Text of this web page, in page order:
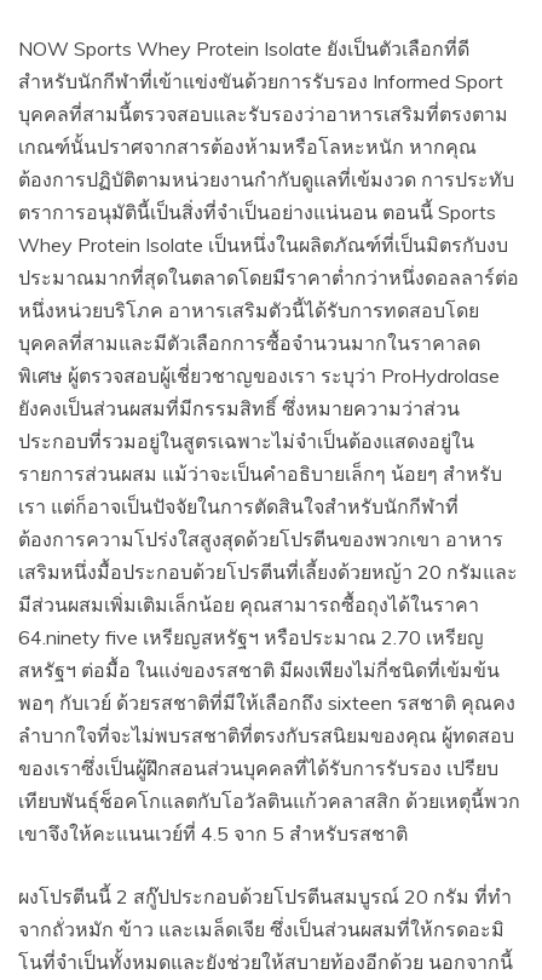
NOW Sports Whey Protein Isolate ยังเป็นตัวเลือกที่ดี
สำหรับนักกีฬาที่เข้าแข่งขันด้วยการรับรอง Informed Sport
บุคคลที่สามนี้ตรวจสอบและรับรองว่าอาหารเสริมที่ตรงตาม
เกณฑ์นั้นปราศจากสารต้องห้ามหรือโลหะหนัก หากคุณ
ต้องการปฏิบัติตามหน่วยงานกำกับดูแลที่เข้มงวด การประทับ
ตราการอนุมัตินี้เป็นสิ่งที่จำเป็นอย่างแน่นอน ตอนนี้ Sports
Whey Protein Isolate เป็นหนึ่งในผลิตภัณฑ์ที่เป็นมิตรกับงบ
ประมาณมากที่สุดในตลาดโดยมีราคาต่ำกว่าหนึ่งดอลลาร์ต่อ
หนึ่งหน่วยบริโภค อาหารเสริมตัวนี้ได้รับการทดสอบโดย
บุคคลที่สามและมีตัวเลือกการซื้อจำนวนมากในราคาลด
พิเศษ ผู้ตรวจสอบผู้เชี่ยวชาญของเรา ระบุว่า ProHydrolase
ยังคงเป็นส่วนผสมที่มีกรรมสิทธิ์ ซึ่งหมายความว่าส่วน
ประกอบที่รวมอยู่ในสูตรเฉพาะไม่จำเป็นต้องแสดงอยู่ใน
รายการส่วนผสม แม้ว่าจะเป็นคำอธิบายเล็กๆ น้อยๆ สำหรับ
เรา แต่ก็อาจเป็นปัจจัยในการตัดสินใจสำหรับนักกีฬาที่
ต้องการความโปร่งใสสูงสุดด้วยโปรตีนของพวกเขา อาหาร
เสริมหนึ่งมื้อประกอบด้วยโปรตีนที่เลี้ยงด้วยหญ้า 20 กรัมและ
มีส่วนผสมเพิ่มเติมเล็กน้อย คุณสามารถซื้อถุงได้ในราคา
64.ninety five เหรียญสหรัฐฯ หรือประมาณ 2.70 เหรียญ
สหรัฐฯ ต่อมื้อ ในแง่ของรสชาติ มีผงเพียงไม่กี่ชนิดที่เข้มข้น
พอๆ กับเวย์ ด้วยรสชาติที่มีให้เลือกถึง sixteen รสชาติ คุณคง
ลำบากใจที่จะไม่พบรสชาติที่ตรงกับรสนิยมของคุณ ผู้ทดสอบ
ของเราซึ่งเป็นผู้ฝึกสอนส่วนบุคคลที่ได้รับการรับรอง เปรียบ
เทียบพันธุ์ช็อคโกแลตกับโอวัลตินแก้วคลาสสิก ด้วยเหตุนี้พวก
เขาจึงให้คะแนนเวย์ที่ 4.5 จาก 5 สำหรับรสชาติ
ผงโปรตีนนี้ 2 สกู๊ปประกอบด้วยโปรตีนสมบูรณ์ 20 กรัม ที่ทำ
จากถั่วหมัก ข้าว และเมล็ดเจีย ซึ่งเป็นส่วนผสมที่ให้กรดอะมิ
โนที่จำเป็นทั้งหมดและยังช่วยให้สบายท้องอีกด้วย นอกจากนี้